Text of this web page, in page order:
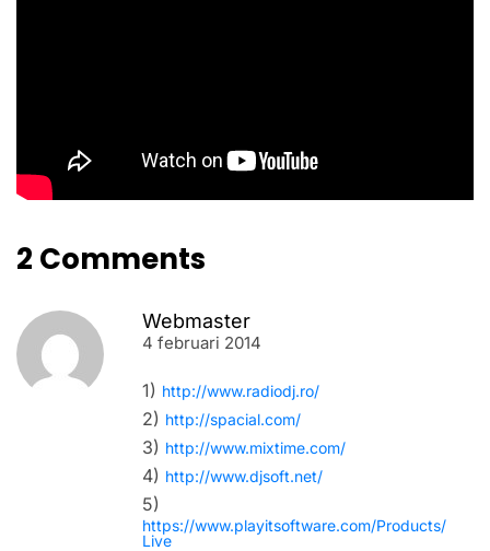
2 Comments
Webmaster
4 februari 2014
1) http://www.radiodj.ro/
2) http://spacial.com/
3) http://www.mixtime.com/
4) http://www.djsoft.net/
5)
https://www.playitsoftware.com/Products/
Live